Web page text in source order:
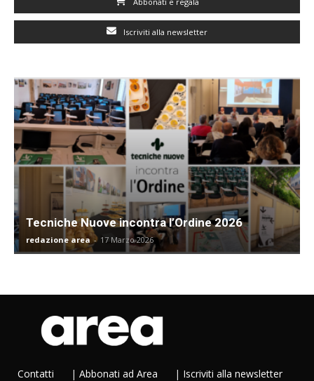
Iscriviti alla newsletter
Tecniche Nuove incontra l’Ordine 2026
redazione area - 17 Marzo 2026
Contatti | Abbonati ad Area | Iscriviti alla newsletter